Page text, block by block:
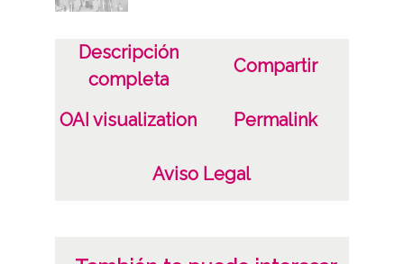
Descripción
completa
Compartir
OAI visualization Permalink
Aviso Legal